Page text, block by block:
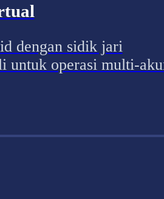
dengan sidik jari
untuk operasi multi-